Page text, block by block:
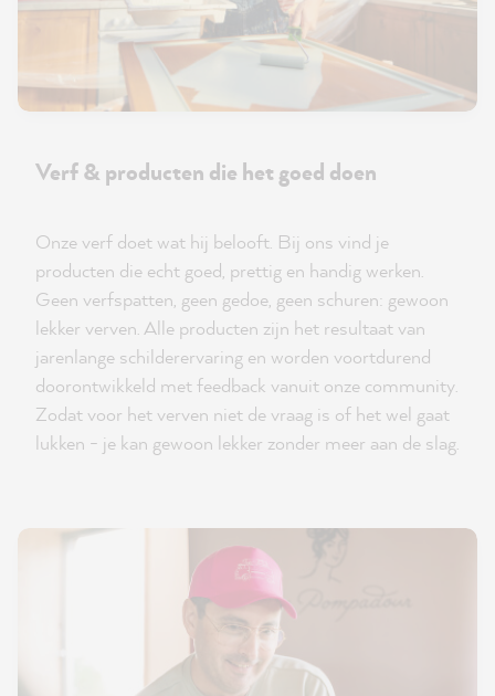
Verf & producten die het goed doen
Onze verf doet wat hij belooft. Bij ons vind je
producten die echt goed, prettig en handig werken.
Geen verfspatten, geen gedoe, geen schuren: gewoon
lekker verven. Alle producten zijn het resultaat van
jarenlange schilderervaring en worden voortdurend
doorontwikkeld met feedback vanuit onze community.
Zodat voor het verven niet de vraag is of het wel gaat
lukken - je kan gewoon lekker zonder meer aan de slag.